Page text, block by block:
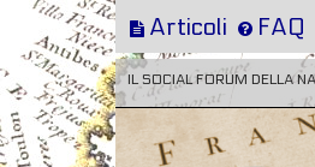
Articoli FAQ
IL SOCIAL FORUM DELLA